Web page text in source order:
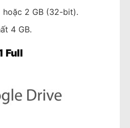
2 GB (32-bit).
4 GB.
Full